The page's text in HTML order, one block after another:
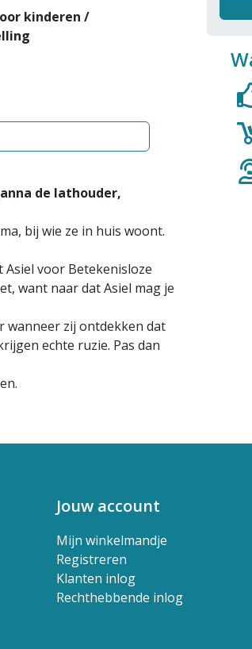
kinderen /
de lathouder,
bij wie ze in huis woont.
voor Betekenisloze
want naar dat Asiel mag je
wanneer zij ontdekken dat
echte ruzie. Pas dan
Jouw account
Mijn winkelmandje
Registreren
Klanten inlog
Rechthebbende inlog